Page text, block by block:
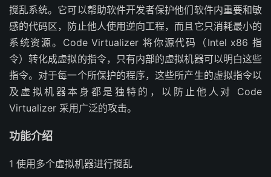
搅乱系统。它可以帮助软件开发者保护他们软件内重要和敏
感的代码区，防止他人使用逆向工程，而且它只消耗最小的
系统资源。Code Virtualizer 将你源代码（Intel x86 指
令）转化成虚拟的指令，只有内部的虚拟机器可以明白这些
指令。对于每一个所保护的程序，这些所产生的虚拟指令以
及虚拟机器本身都是独特的，以防止他人对 Code
Virtualizer 采用广泛的攻击。
功能介绍
1 使用多个虚拟机器进行搅乱